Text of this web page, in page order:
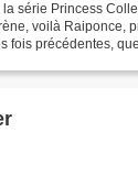
série Princess
voilà Raiponce,
fois précédentes,